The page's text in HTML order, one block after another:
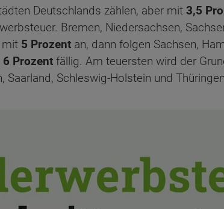
Deutschlands zählen, aber mit 3,5
Bremen, Niedersachsen,
mit 5 Prozent an, dann folgen Sachsen,
6 Prozent fällig. Am teuersten wird der
Saarland, Schleswig-Holstein und